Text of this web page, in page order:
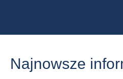
Najnowsze